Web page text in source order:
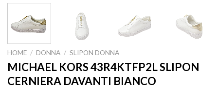
HOME / DONNA / SLIPON DONNA
MICHAEL KORS 43R4KTFP2L SLIPON
CERNIERA DAVANTI BIANCO